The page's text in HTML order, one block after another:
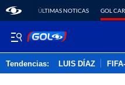
ÚLTIMAS NOTICAS GOL
Tendencias: LUIS DÍAZ